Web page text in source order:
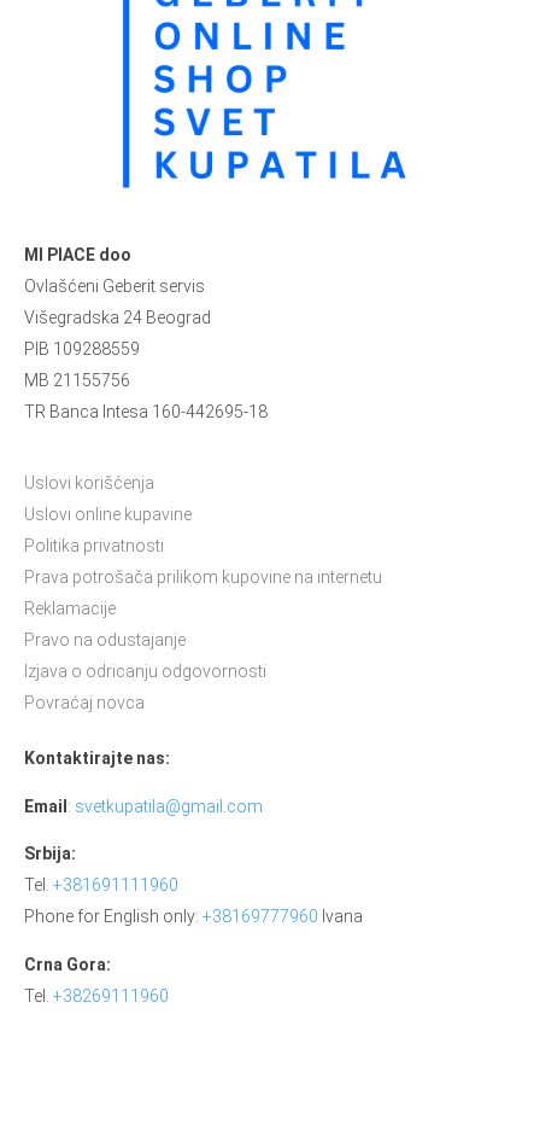
MI PIACE doo
Ovlašćeni Geberit servis
Višegradska 24 Beograd
PIB 109288559
MB 21155756
TR Banca Intesa 160-442695-18
Uslovi korišćenja
Uslovi online kupavine
Politika privatnosti
Prava potrošača prilikom kupovine na internetu
Reklamacije
Pravo na odustajanje
Izjava o odricanju odgovornosti
Povraćaj novca
Kontaktirajte nas:
Email: svetkupatila@gmail.com
Srbija:
Tel. +381691111960
Phone for English only: +38169777960 Ivana
Crna Gora:
Tel. +38269111960